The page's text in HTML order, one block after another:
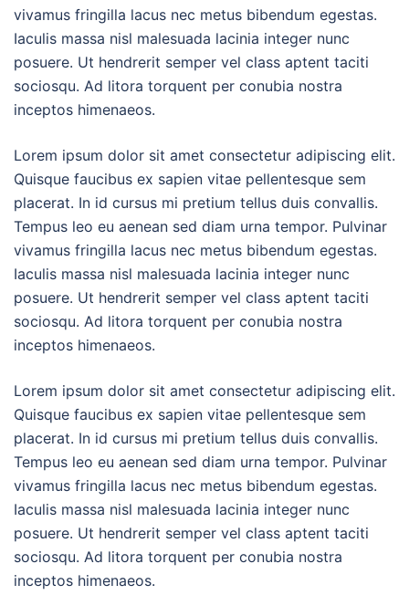
vivamus fringilla lacus nec metus bibendum egestas.
Iaculis massa nisl malesuada lacinia integer nunc
posuere. Ut hendrerit semper vel class aptent taciti
sociosqu. Ad litora torquent per conubia nostra
inceptos himenaeos.
Lorem ipsum dolor sit amet consectetur adipiscing elit.
Quisque faucibus ex sapien vitae pellentesque sem
placerat. In id cursus mi pretium tellus duis convallis.
Tempus leo eu aenean sed diam urna tempor. Pulvinar
vivamus fringilla lacus nec metus bibendum egestas.
Iaculis massa nisl malesuada lacinia integer nunc
posuere. Ut hendrerit semper vel class aptent taciti
sociosqu. Ad litora torquent per conubia nostra
inceptos himenaeos.
Lorem ipsum dolor sit amet consectetur adipiscing elit.
Quisque faucibus ex sapien vitae pellentesque sem
placerat. In id cursus mi pretium tellus duis convallis.
Tempus leo eu aenean sed diam urna tempor. Pulvinar
vivamus fringilla lacus nec metus bibendum egestas.
Iaculis massa nisl malesuada lacinia integer nunc
posuere. Ut hendrerit semper vel class aptent taciti
sociosqu. Ad litora torquent per conubia nostra
inceptos himenaeos.